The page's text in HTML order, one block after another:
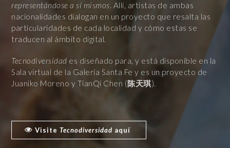
representándose a sí mismos. Allí, artistas de ambas
nacionalidades dialogan en un proyecto que resalta las
particularidades de cada localidad y cómo estas se
traducen al ámbito digital.
Tecnodiversidad es diseñado para, y está disponible en la
Sala virtual de la Galería Santa Fe y es un proyecto de
Juaniko Moreno y TianQi Chen (陈天琪).
VisiteTecnodiversidad aquí